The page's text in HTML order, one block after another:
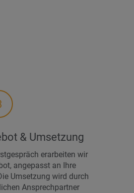
& Umsetzung
erarbeiten wir
angepasst an Ihre
Umsetzung wird durch
Ansprechpartner